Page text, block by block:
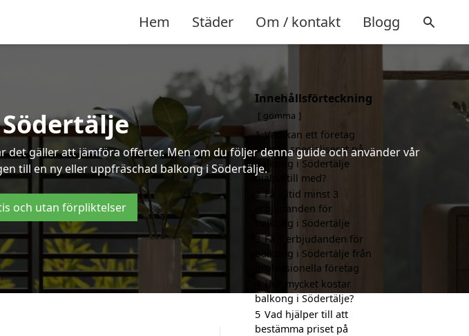
Hem Städer Om / kontakt Blogg
gäller att jämföra offerter. Men om du följer denna guide och använder vår
till en ny eller uppfräschad balkong i Södertälje.
och utan förpliktelser
Innehållsförteckning
gömma
1 Vad kan ett företag
som är specialiserat på
balkong i Södertälje
hjälpa till med?
2 Få alltid minst 3
erbjudanden för
balkong i Södertälje
3 Få 3 erbjudanden för
balkong i Södertälje från
professionella företag
Hur mycket kostar
balkong i Södertälje?
5 Vad hjälper till att
bestämma priset på